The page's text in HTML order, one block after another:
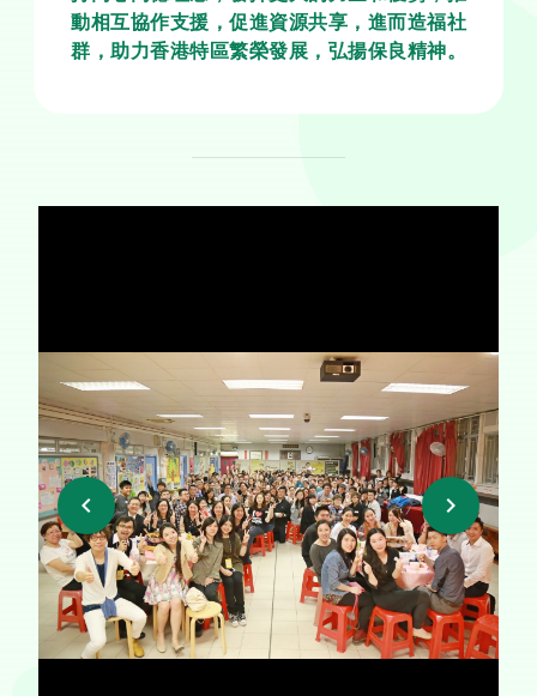
動相互協作支援，促進資源共享，進而造福社
群，助力香港特區繁榮發展，弘揚保良精神。